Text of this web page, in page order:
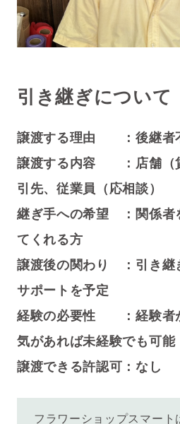
引き継ぎについて
譲渡する理由 ：後継者
譲渡する内容 ：店舗（
引先、従業員（応相談）
継ぎ手への希望 ：関係者
てくれる方
譲渡後の関わり ：引き継
サポートを予定
経験の必要性 ：経験者
気があれば未経験でも可能
譲渡できる許認可：なし
フラワーショップスマート